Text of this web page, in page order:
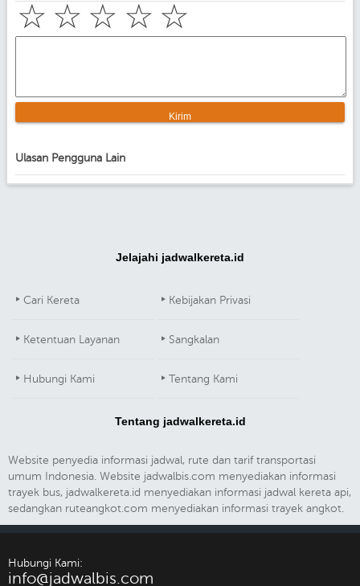
☆
☆
☆
☆
☆
Ulasan Pengguna Lain
Jelajahi jadwalkereta.id
Cari Kereta Kebijakan Privasi
Ketentuan Layanan Sangkalan
Hubungi Kami Tentang Kami
Tentang jadwalkereta.id
Website penyedia informasi jadwal, rute dan tarif transportasi
umum Indonesia. Website jadwalbis.com menyediakan informasi
trayek bus, jadwalkereta.id menyediakan informasi jadwal kereta api,
sedangkan ruteangkot.com menyediakan informasi trayek angkot.
Hubungi Kami:
info@jadwalbis.com